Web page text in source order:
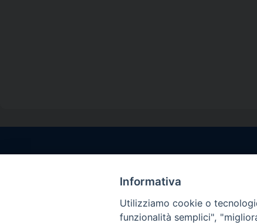
Via Santa Maria
Sorrento (NA)
tel. 0818781244
Giorni ed Orari
Informativa
Utilizziamo cookie o
funzionalità semplici",